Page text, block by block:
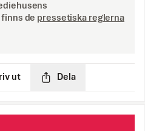
de pressetiska reglerna
ut Dela